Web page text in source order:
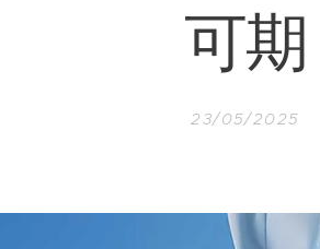
可期
23/05/2025